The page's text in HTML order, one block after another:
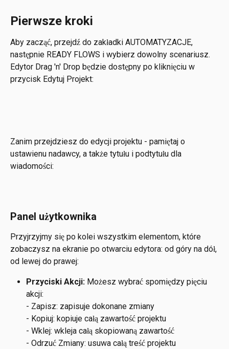
Pierwsze kroki
Aby zacząć, przejdź do zakładki AUTOMATYZACJE,
następnie READY FLOWS i wybierz dowolny scenariusz.
Edytor Drag 'n' Drop będzie dostępny po kliknięciu w
przycisk Edytuj Projekt:
Zanim przejdziesz do edycji projektu - pamiętaj o
ustawienu nadawcy, a także tytułu i podtytułu dla
wiadomości:
Panel użytkownika
Przyjrzyjmy się po kolei wszystkim elementom, które
zobaczysz na ekranie po otwarciu edytora: od góry na dół,
od lewej do prawej:
Przyciski Akcji: Możesz wybrać spomiędzy pięciu
akcji:
- Zapisz: zapisuje dokonane zmiany
- Kopiuj: kopiuje całą zawartość projektu
- Wklej: wkleja całą skopiowaną zawartość
- Odrzuć Zmiany: usuwa całą treść projektu